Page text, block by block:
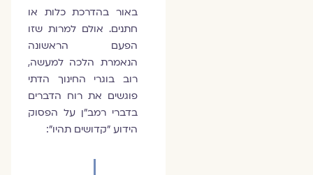
באור בהדרכת כלות או
חתנים. אולם למרות שזו
הפעם הראשונה
הנאמרת הלכה למעשה,
רוב בוגרי החינוך הדתי
פוגשים את רוח הדברים
בדברי רמב"ן על הפסוק
הידוע "קדושים תהיו":